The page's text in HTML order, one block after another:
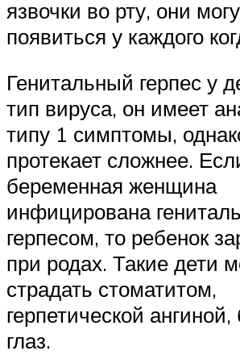
язвочки во рту, они
появиться у каждого
Генитальный герпес у
тип вируса, он имеет
типу 1 симптомы,
протекает сложнее.
беременная женщина
инфицирована
герпесом, то ребенок
при родах. Такие дети
страдать стоматитом,
герпетической
глаз.